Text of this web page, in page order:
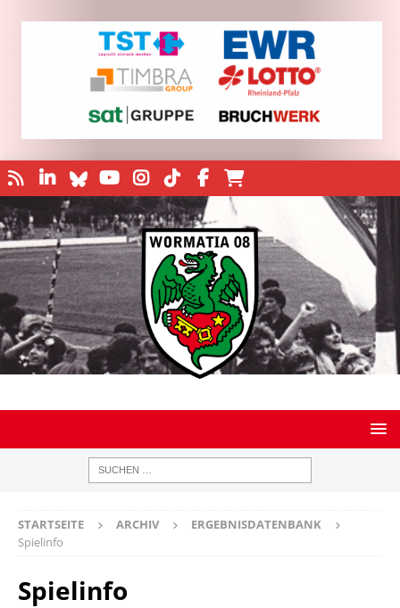
STARTSEITE ARCHIV
ERGEBNISDATENBANK
Spielinfo
Spielinfo